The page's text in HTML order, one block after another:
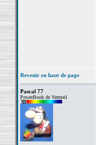
Revenir en haut de page
Pascal 77
PowerBook de Vermeil